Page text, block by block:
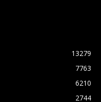
13279
7763
6210
2744